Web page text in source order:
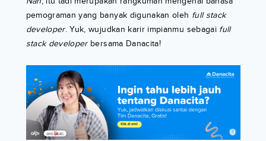
pemograman yang banyak digunakan oleh full stack
developer. Yuk, wujudkan karir impianmu sebagai full
stack developerbersama Danacita!